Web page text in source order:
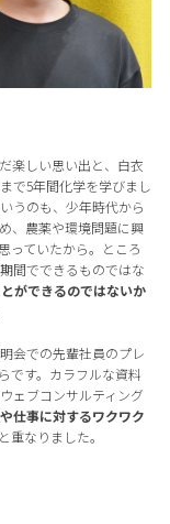
楽しい思い出と、白衣
で5年間化学を学びまし
うのも、少年時代から
、農薬や環境問題に興
っていたから。ところ
間でできるものではな
ができるのではないか
会での先輩社員のプレ
です。カラフルな資料
ェブコンサルティング
仕事に対するワクワク
重なりました。